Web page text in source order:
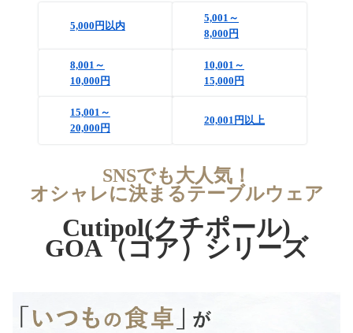
5,000円以内
5,001～
8,000円
8,001～
10,000円
10,001～
15,000円
15,001～
20,000円
20,001円以上
SNSでも大人気！
オシャレに決まるテーブルウェア
Cutipol(クチポール)
GOA（ゴア）シリーズ